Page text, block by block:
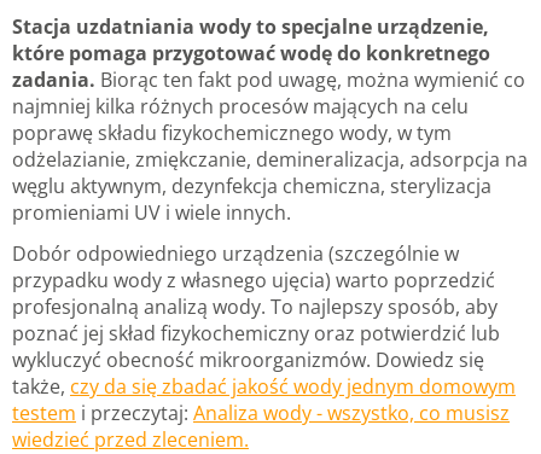
Stacja uzdatniania wody to specjalne urządzenie,
które pomaga przygotować wodę do konkretnego
zadania. Biorąc ten fakt pod uwagę, można wymienić co
najmniej kilka różnych procesów mających na celu
poprawę składu fizykochemicznego wody, w tym
odżelazianie, zmiękczanie, demineralizacja, adsorpcja na
węglu aktywnym, dezynfekcja chemiczna, sterylizacja
promieniami UV i wiele innych.
Dobór odpowiedniego urządzenia (szczególnie w
przypadku wody z własnego ujęcia) warto poprzedzić
profesjonalną analizą wody. To najlepszy sposób, aby
poznać jej skład fizykochemiczny oraz potwierdzić lub
wykluczyć obecność mikroorganizmów. Dowiedz się
także, czy da się zbadać jakość wody jednym domowym
testem i przeczytaj: Analiza wody - wszystko, co musisz
wiedzieć przed zleceniem.